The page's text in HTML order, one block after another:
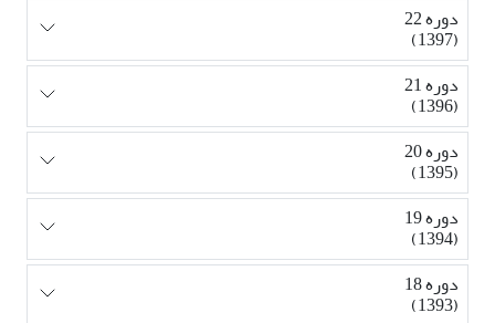
دوره 22
(1397)
دوره 21
(1396)
دوره 20
(1395)
دوره 19
(1394)
دوره 18
(1393)